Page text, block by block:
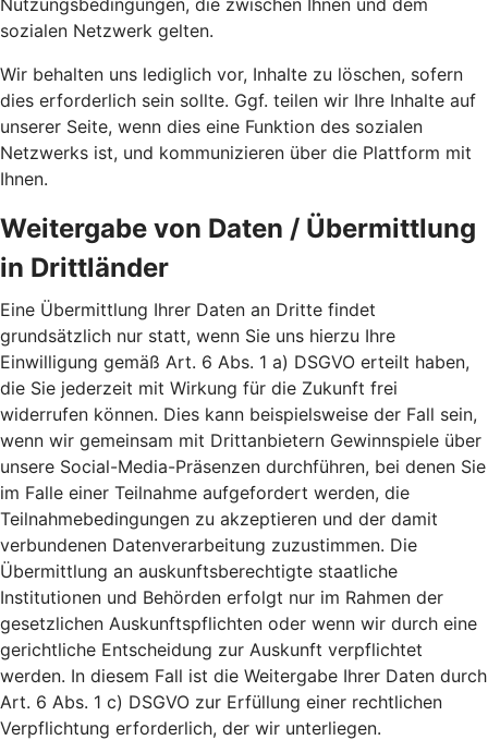
Nutzungsbedingungen, die zwischen Ihnen und dem
sozialen Netzwerk gelten.
Wir behalten uns lediglich vor, Inhalte zu löschen, sofern
dies erforderlich sein sollte. Ggf. teilen wir Ihre Inhalte auf
unserer Seite, wenn dies eine Funktion des sozialen
Netzwerks ist, und kommunizieren über die Plattform mit
Ihnen.
Weitergabe von Daten / Übermittlung
in Drittländer
Eine Übermittlung Ihrer Daten an Dritte findet
grundsätzlich nur statt, wenn Sie uns hierzu Ihre
Einwilligung gemäß Art. 6 Abs. 1 a) DSGVO erteilt haben,
die Sie jederzeit mit Wirkung für die Zukunft frei
widerrufen können. Dies kann beispielsweise der Fall sein,
wenn wir gemeinsam mit Drittanbietern Gewinnspiele über
unsere Social-Media-Präsenzen durchführen, bei denen Sie
im Falle einer Teilnahme aufgefordert werden, die
Teilnahmebedingungen zu akzeptieren und der damit
verbundenen Datenverarbeitung zuzustimmen. Die
Übermittlung an auskunftsberechtigte staatliche
Institutionen und Behörden erfolgt nur im Rahmen der
gesetzlichen Auskunftspflichten oder wenn wir durch eine
gerichtliche Entscheidung zur Auskunft verpflichtet
werden. In diesem Fall ist die Weitergabe Ihrer Daten durch
Art. 6 Abs. 1 c) DSGVO zur Erfüllung einer rechtlichen
Verpflichtung erforderlich, der wir unterliegen.